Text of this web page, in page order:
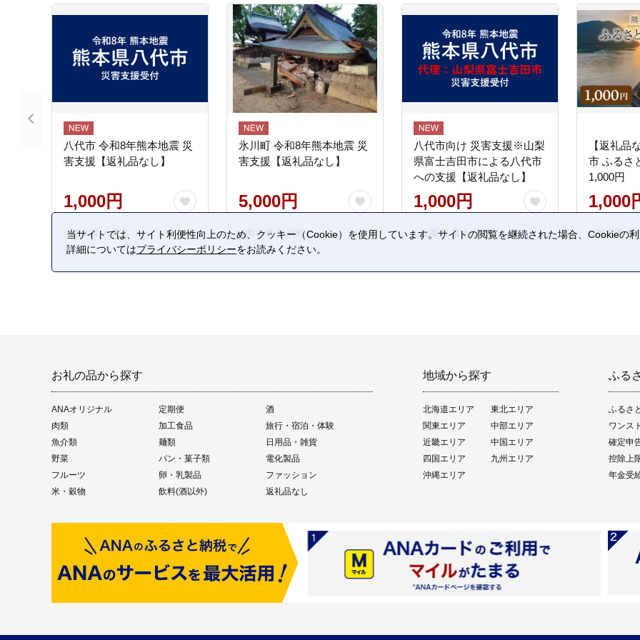
八代市 令和8年熊本地震 災
害支援【返礼品なし】
1,000円
熊本県 八代市
氷川町 令和8年熊本地震 災
害支援【返礼品なし】
5,000円
熊本県 氷川町
八代市向け 災害支援※山梨
県富士吉田市による八代市
への支援【返礼品なし】
1,000円
山梨県 富士吉田市
【返礼品
市 ふるさ
1,000円
1,000
熊本県 宇
お礼の品から探す
ANAオリジナル 定期便
酒
肉類
加工食品
旅行・宿泊・体験
魚介類
麺類
日用品・雑貨
野菜
パン・菓子類
電化製品
フルーツ
卵・乳製品
ファッション
米・穀物
飲料(酒以外) 返礼品なし
地域から探す
北海道エリア
東北エリア
関東エリア
中部エリア
近畿エリア
中国エリア
四国エリア
九州エリア
沖縄エリア
ふる
ふるさ
ワンス
確定申
控除上
年金受
当サイトでは、サイト利便性向上のため、クッキー（Cookie）を使用しています。サイトの閲覧を継続された場合、Cookieの
詳細についてはプライバシーポリシーをお読みください。